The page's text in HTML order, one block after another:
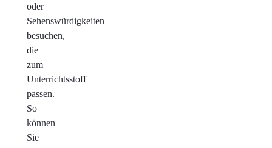
oder
Sehenswürdigkeiten
besuchen,
die
zum
Unterrichtsstoff
passen.
So
können
Sie